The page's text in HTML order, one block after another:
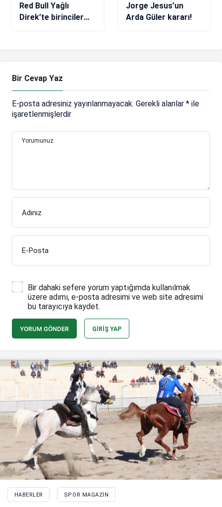
Red Bull Yağlı
Direk’te birinciler
Jorge Jesus’un
Arda Güler kararı!
Bir Cevap Yaz
E-posta adresiniz yayınlanmayacak. Gerekli alanlar * ile
işaretlenmişlerdir
Yorumunuz
Adınız
E-Posta
Bir dahaki sefere yorum yaptığımda kullanılmak
üzere adımı, e-posta adresimi ve web site adresimi
bu tarayıcıya kaydet.
YORUM GÖNDER GIRIŞ YAP
HABERLER SPOR MAGAZIN